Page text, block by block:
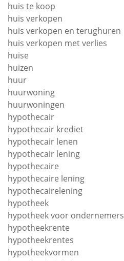
huis te koop
huis verkopen
huis verkopen en terughuren
huis verkopen met verlies
huise
huizen
huur
huurwoning
huurwoningen
hypothecair
hypothecair krediet
hypothecair lenen
hypothecair lening
hypothecaire
hypothecaire lening
hypothecairelening
hypotheek
hypotheek voor ondernemers
hypotheekrente
hypotheekrentes
hypotheekvormen